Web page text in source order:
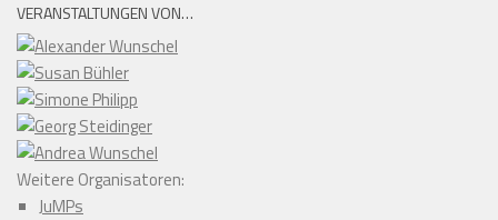
VERANSTALTUNGEN VON…
Weitere Organisatoren:
JuMPs